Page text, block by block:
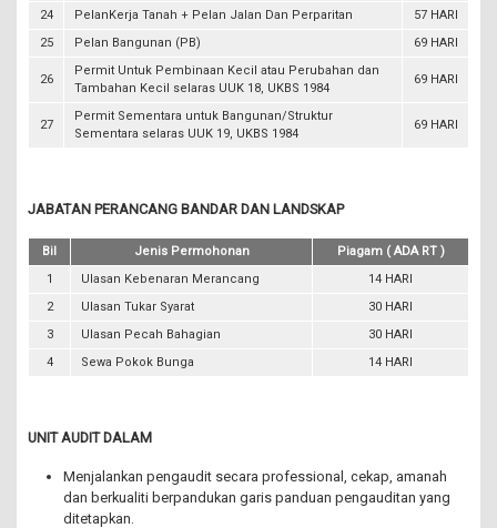
24
PelanKerja Tanah + Pelan Jalan Dan Perparitan
57 HARI
25
Pelan Bangunan (PB) 69 HARI
26
Permit Untuk Pembinaan Kecil atau Perubahan dan
Tambahan Kecil selaras UUK 18, UKBS 1984
69 HARI
27
Permit Sementara untuk Bangunan/Struktur
Sementara selaras UUK 19, UKBS 1984
69 HARI
JABATAN PERANCANG BANDAR DAN LANDSKAP
Bil Jenis Permohonan
Piagam ( ADA RT )
1
Ulasan Kebenaran Merancang
14 HARI
2
Ulasan Tukar Syarat
30 HARI
3
Ulasan Pecah Bahagian
30 HARI
4
Sewa Pokok Bunga 14 HARI
UNIT AUDIT DALAM
Menjalankan pengaudit secara professional, cekap, amanah
dan berkualiti berpandukan garis panduan pengauditan yang
ditetapkan.